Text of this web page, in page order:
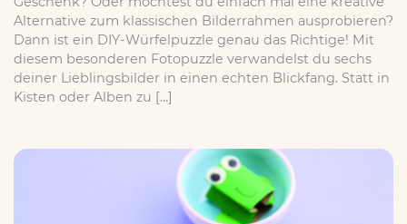
Alternative zum klassischen Bilderrahmen ausprobieren?
Dann ist ein DIY-Würfelpuzzle genau das Richtige! Mit
diesem besonderen Fotopuzzle verwandelst du sechs
deiner Lieblingsbilder in einen echten Blickfang. Statt in
Kisten oder Alben zu […]